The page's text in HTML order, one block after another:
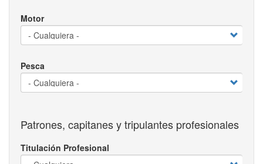
Motor
Pesca
Patrones, capitanes y tripulantes profesionales
Titulación Profesional